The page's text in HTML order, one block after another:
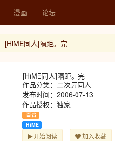
漫画 论坛
[HiME同人]隔距。完
[HiME同人]隔距。完
作品分类：二次元同人
发布时间：2006-07-13
作品授权：独家
百合
HiME
开始阅读 加入收藏